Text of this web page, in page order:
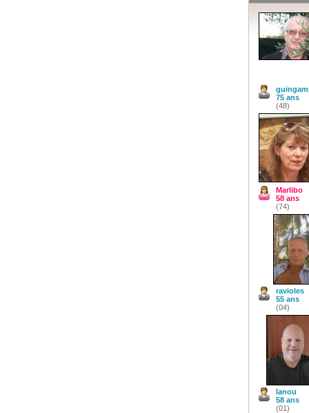
75 ans
(48)
Marlibo
58 ans
(74)
ravioles
55 ans
(04)
Ianou
58 ans
(01)